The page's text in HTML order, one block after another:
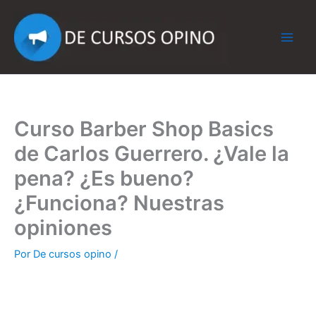
contenido
Curso Barber Shop Basics
de Carlos Guerrero. ¿Vale la
pena? ¿Es bueno?
¿Funciona? Nuestras
opiniones
Por De cursos opino /